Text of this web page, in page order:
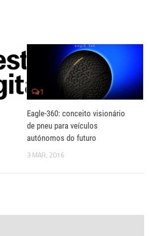
1
Eagle-360: conceito visionário
de pneu para veículos
autónomos do futuro
3 MAR, 2016